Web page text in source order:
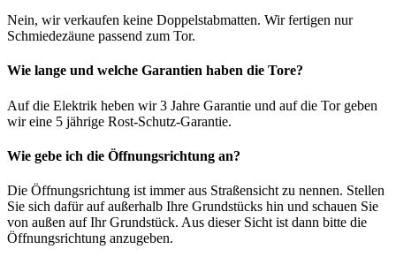
Nein, wir verkaufen keine Doppelstabmatten. Wir fertigen nur
Schmiedezäune passend zum Tor.
Wie lange und welche Garantien haben die Tore?
Auf die Elektrik heben wir 3 Jahre Garantie und auf die Tor geben
wir eine 5 jährige Rost-Schutz-Garantie.
Wie gebe ich die Öffnungsrichtung an?
Die Öffnungsrichtung ist immer aus Straßensicht zu nennen. Stellen
Sie sich dafür auf außerhalb Ihre Grundstücks hin und schauen Sie
von außen auf Ihr Grundstück. Aus dieser Sicht ist dann bitte die
Öffnungsrichtung anzugeben.